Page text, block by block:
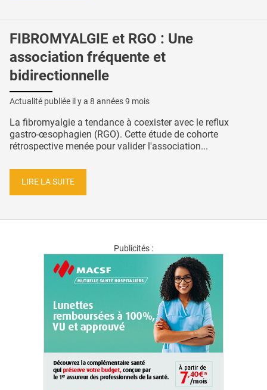
FIBROMYALGIE et RGO : Une
association fréquente et
bidirectionnelle
Actualité publiée il y a 8 années 9 mois
La fibromyalgie a tendance à coexister avec le reflux
gastro-œsophagien (RGO). Cette étude de cohorte
rétrospective menée pour valider l'association...
LIRE LA SUITE
Publicités :